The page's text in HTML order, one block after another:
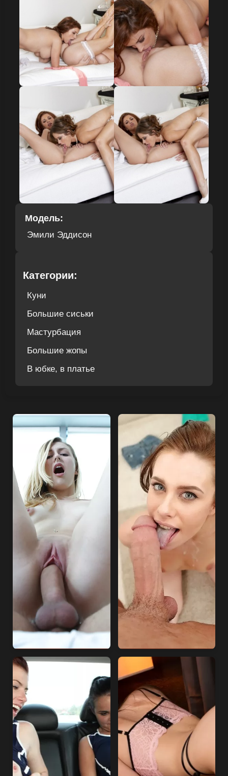
Модель:
Эмили Эддисон
Категории:
Куни
Большие сиськи
Мастурбация
Большие жопы
В юбке, в платье